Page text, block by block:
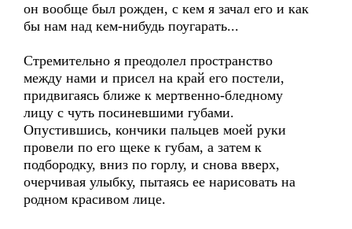
он вообще был рожден, с кем я зачал его и как
бы нам над кем-нибудь поугарать...
Стремительно я преодолел пространство
между нами и присел на край его постели,
придвигаясь ближе к мертвенно-бледному
лицу с чуть посиневшими губами.
Опустившись, кончики пальцев моей руки
провели по его щеке к губам, а затем к
подбородку, вниз по горлу, и снова вверх,
очерчивая улыбку, пытаясь ее нарисовать на
родном красивом лице.